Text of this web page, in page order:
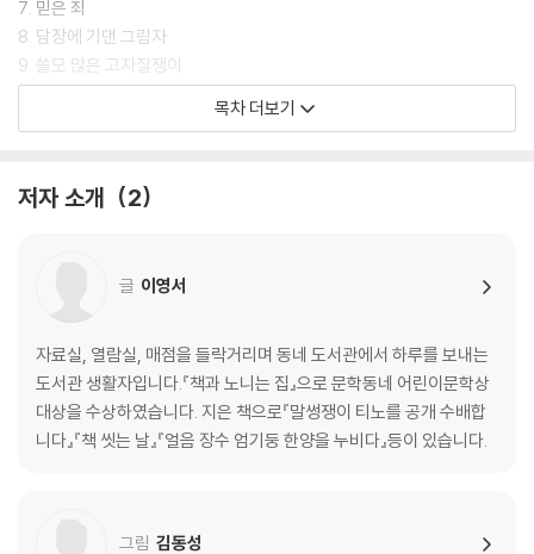
7. 믿은 죄
8. 담장에 기댄 그림자
9. 쓸모 많은 고자질쟁이
10. 필사쟁이, 장이
14. 낙심이
심사평 : 새로운 역사동화의 장을 열다
목차 더보기
저자 소개 2
글 이영서
자료실, 열람실, 매점을 들락거리며 동네 도서관에서 하루를 보내는
도서관 생활자입니다.『책과 노니는 집』으로 문학동네 어린이문학상
대상을 수상하였습니다. 지은 책으로『말썽쟁이 티노를 공개 수배합
니다』『책 씻는 날』『얼음 장수 엄기둥 한양을 누비다』등이 있습니다.
그림 김동성